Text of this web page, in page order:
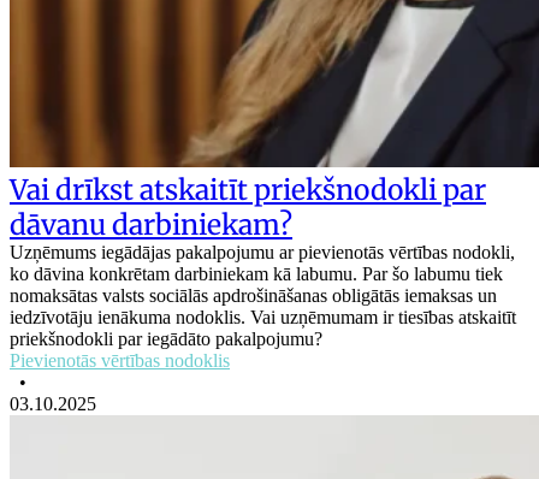
Vai drīkst atskaitīt priekšnodokli par
dāvanu darbiniekam?
Uzņēmums iegādājas pakalpojumu ar pievienotās vērtības nodokli,
ko dāvina konkrētam darbiniekam kā labumu. Par šo labumu tiek
nomaksātas valsts sociālās apdrošināšanas obligātās iemaksas un
iedzīvotāju ienākuma nodoklis. Vai uzņēmumam ir tiesības atskaitīt
priekšnodokli par iegādāto pakalpojumu?
Pievienotās vērtības nodoklis
•
03.10.2025